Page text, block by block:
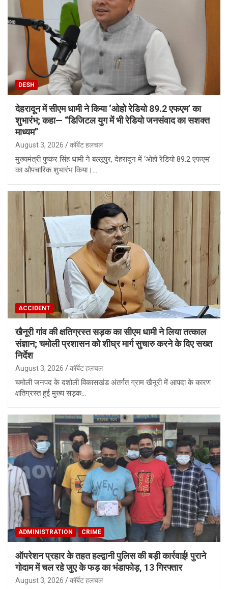
DESH
देहरादून में सीएम धामी ने किया ‘ओहो रेडियो 89.2 एफएम’ का
शुभारंभ; कहा— “डिजिटल युग में भी रेडियो जनसंवाद का सशक्त
माध्यम”
August 3, 2026 कॉर्बेट हलचल
मुख्यमंत्री पुष्कर सिंह धामी ने बल्लूपुर, देहरादून में ‘ओहो रेडियो 89.2 एफएम’
का औपचारिक शुभारंभ किया।…
ACCIDENT
खैनूरी गांव की क्षतिग्रस्त सड़क का सीएम धामी ने लिया तत्काल
संज्ञान; चमोली प्रशासन को शीघ्र मार्ग सुचारु करने के दिए सख्त
निर्देश
August 3, 2026 कॉर्बेट हलचल
चमोली जनपद के दशोली विकासखंड अंतर्गत ग्राम खैनूरी में आपदा के कारण
क्षतिग्रस्त हुई मुख्य सड़क…
ADMINISTRATION CRIME
ऑपरेशन प्रहार के तहत हल्द्वानी पुलिस की बड़ी कार्रवाई! पुराने
गोदाम में चल रहे जुए के फड़ का भंडाफोड़, 13 गिरफ्तार
August 3, 2026 कॉर्बेट हलचल